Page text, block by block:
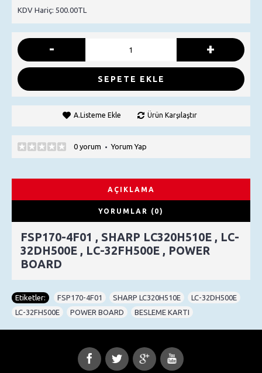
KDV Hariç: 500.00TL
- +
SEPETE EKLE
A.Listeme Ekle Ürün Karşılaştır
0 yorum •Yorum Yap
AÇIKLAMA
YORUMLAR (0)
FSP170-4F01 , SHARP LC320H510E , LC-
32DH500E , LC-32FH500E , POWER
BOARD
Etiketler: FSP170-4F01 SHARP LC320H510E LC-32DH500E
LC-32FH500E
POWER BOARD BESLEME KARTI